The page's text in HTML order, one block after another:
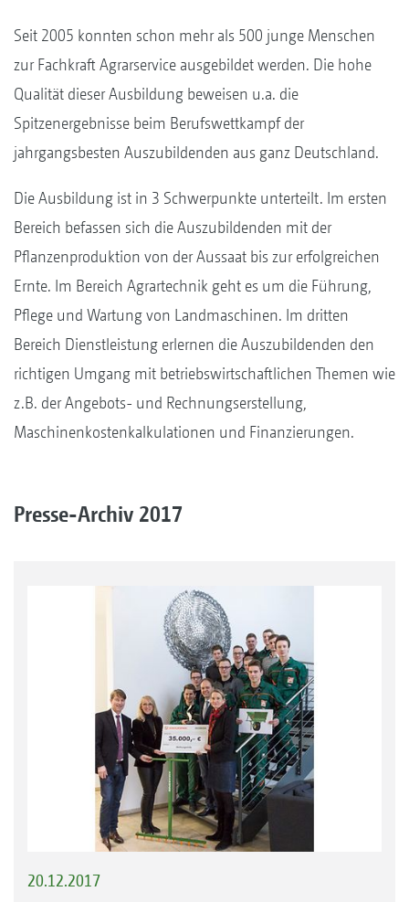
Seit 2005 konnten schon mehr als 500 junge Menschen
zur Fachkraft Agrarservice ausgebildet werden. Die hohe
Qualität dieser Ausbildung beweisen u.a. die
Spitzenergebnisse beim Berufswettkampf der
jahrgangsbesten Auszubildenden aus ganz Deutschland.
Die Ausbildung ist in 3 Schwerpunkte unterteilt. Im ersten
Bereich befassen sich die Auszubildenden mit der
Pflanzenproduktion von der Aussaat bis zur erfolgreichen
Ernte. Im Bereich Agrartechnik geht es um die Führung,
Pflege und Wartung von Landmaschinen. Im dritten
Bereich Dienstleistung erlernen die Auszubildenden den
richtigen Umgang mit betriebswirtschaftlichen Themen wie
z.B. der Angebots- und Rechnungserstellung,
Maschinenkostenkalkulationen und Finanzierungen.
Presse-Archiv 2017
20.12.2017